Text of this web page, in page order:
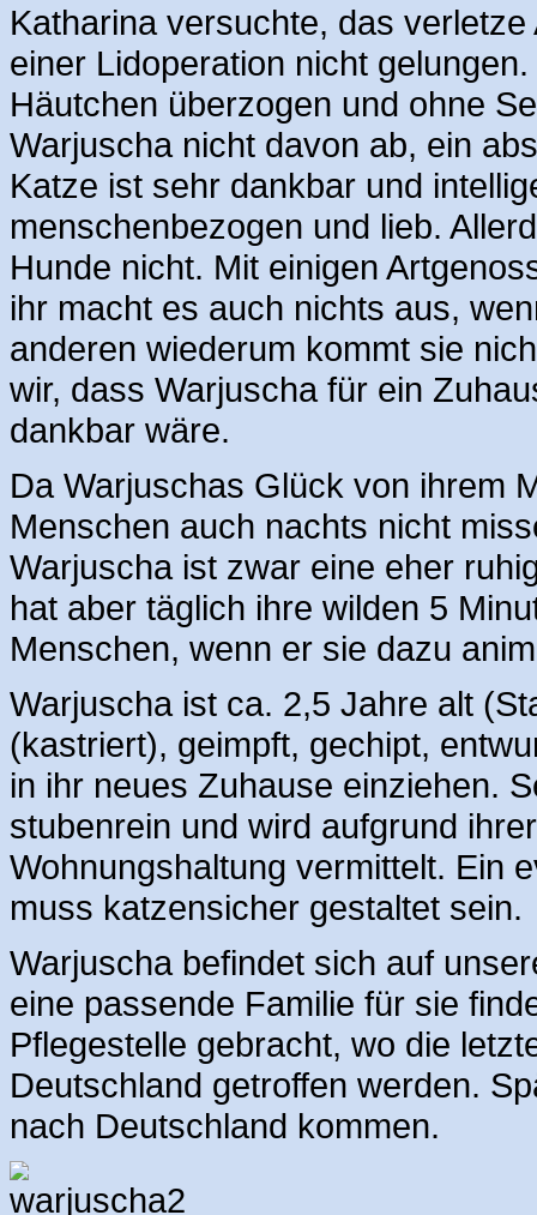
Katharina versuchte, das
einer Lidoperation nicht
Häutchen überzogen und ohne
Warjuscha nicht davon ab, ein
Katze ist sehr dankbar und
menschenbezogen und lieb.
Hunde nicht. Mit einigen
ihr macht es auch nichts aus,
anderen wiederum kommt sie
wir, dass Warjuscha für ein
dankbar wäre.
Da Warjuschas Glück von ihrem
Menschen auch nachts nicht
Warjuscha ist zwar eine eher
hat aber täglich ihre wilden 5
Menschen, wenn er sie dazu
Warjuscha ist ca. 2,5 Jahre alt
(kastriert), geimpft, gechipt,
in ihr neues Zuhause einziehen.
stubenrein und wird aufgrund
Wohnungshaltung vermittelt. Ein
muss katzensicher gestaltet sein.
Warjuscha befindet sich auf
eine passende Familie für sie
Pflegestelle gebracht, wo die
Deutschland getroffen werden.
nach Deutschland kommen.